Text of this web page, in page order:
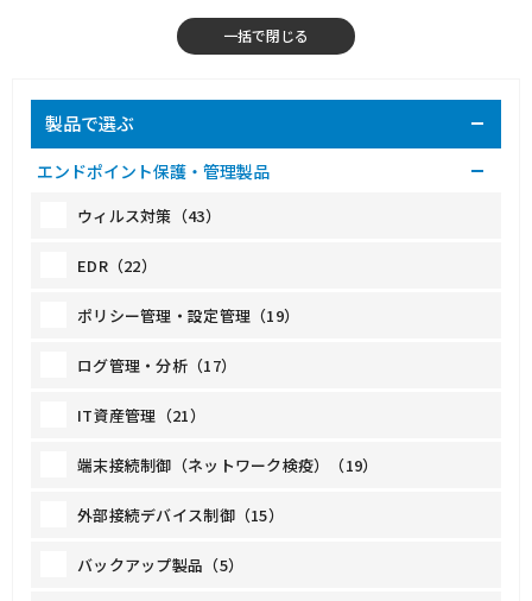
製品で選ぶ
エンドポイント保護・管理製品
ウィルス対策（43）
EDR（22）
ポリシー管理・設定管理（19）
ログ管理・分析（17）
IT資産管理（21）
端末接続制御（ネットワーク検疫）（19）
外部接続デバイス制御（15）
バックアップ製品（5）